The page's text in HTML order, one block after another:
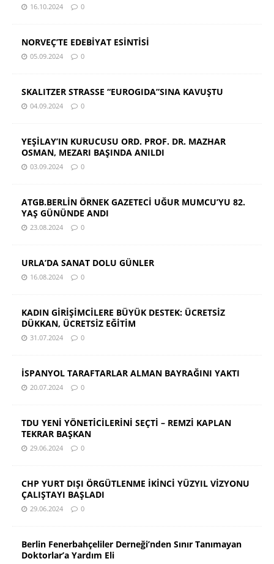
16.10.2024 0
NORVEÇ’TE EDEBİYAT ESİNTİSİ
05.09.2024 0
SKALITZER STRASSE “EUROGIDA”SINA KAVUŞTU
04.09.2024 0
YEŞİLAY’IN KURUCUSU ORD. PROF. DR. MAZHAR
OSMAN, MEZARI BAŞINDA ANILDI
03.09.2024 0
ATGB.BERLİN ÖRNEK GAZETECİ UĞUR MUMCU’YU 82.
YAŞ GÜNÜNDE ANDI
23.08.2024 0
URLA’DA SANAT DOLU GÜNLER
16.08.2024 0
KADIN GİRİŞİMCİLERE BÜYÜK DESTEK: ÜCRETSİZ
DÜKKAN, ÜCRETSİZ EĞİTİM
31.07.2024 0
İSPANYOL TARAFTARLAR ALMAN BAYRAĞINI YAKTI
20.07.2024 0
TDU YENİ YÖNETİCİLERİNİ SEÇTİ – REMZİ KAPLAN
TEKRAR BAŞKAN
29.06.2024 0
CHP YURT DIŞI ÖRGÜTLENME İKİNCİ YÜZYIL VİZYONU
ÇALIŞTAYI BAŞLADI
29.06.2024 0
Berlin Fenerbahçeliler Derneği’nden Sınır Tanımayan
Doktorlar’a Yardım Eli